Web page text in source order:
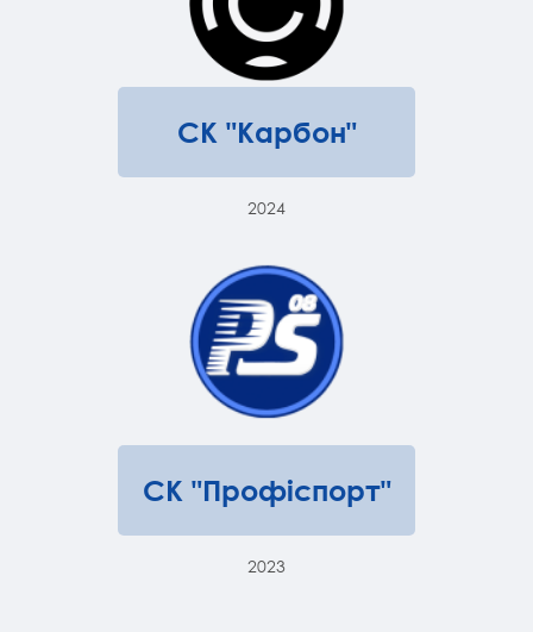
СК "Карбон"
2024
СК "Профіспорт"
2023